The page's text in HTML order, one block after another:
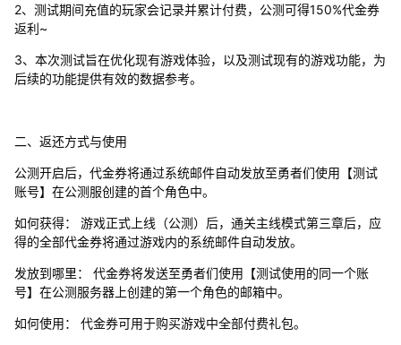
2、测试期间充值的玩家会记录并累计付费，公测可得150%代金券
返利~
3、本次测试旨在优化现有游戏体验，以及测试现有的游戏功能，为
后续的功能提供有效的数据参考。
二、返还方式与使用
公测开启后，代金券将通过系统邮件自动发放至勇者们使用【测试
账号】在公测服创建的首个角色中。
如何获得： 游戏正式上线（公测）后，通关主线模式第三章后，应
得的全部代金券将通过游戏内的系统邮件自动发放。
发放到哪里： 代金券将发送至勇者们使用【测试使用的同一个账
号】在公测服务器上创建的第一个角色的邮箱中。
如何使用： 代金券可用于购买游戏中全部付费礼包。